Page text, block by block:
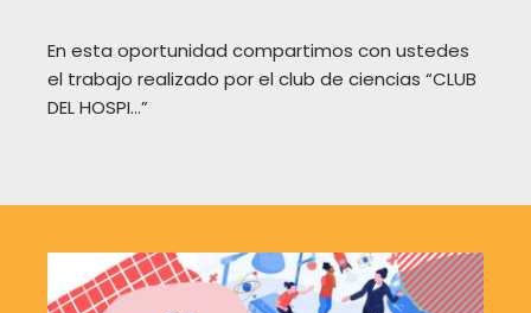
En esta oportunidad compartimos con ustedes
el trabajo realizado por el club de ciencias “CLUB
DEL HOSPI…”